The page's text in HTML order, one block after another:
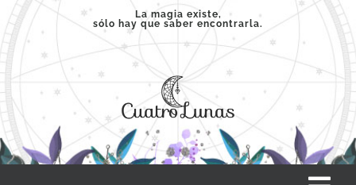
Saltar
contenido
La magia existe,
sólo hay que saber encontrarla.